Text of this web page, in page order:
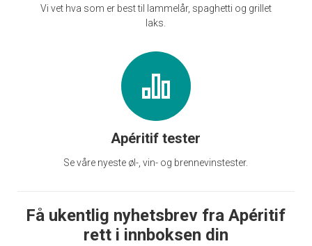
Vi vet hva som er best til lammelår, spaghetti og grillet
laks.
Apéritif tester
Se våre nyeste øl-, vin- og brennevinstester.
Få ukentlig nyhetsbrev fra Apéritif
rett i innboksen din